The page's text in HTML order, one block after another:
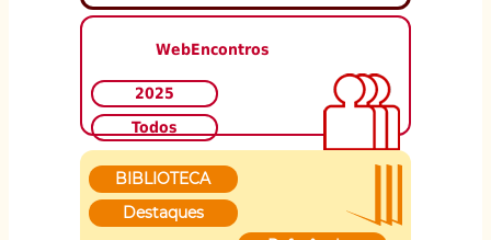
WebEncontros
2025
Todos
BIBLIOTECA
Destaques